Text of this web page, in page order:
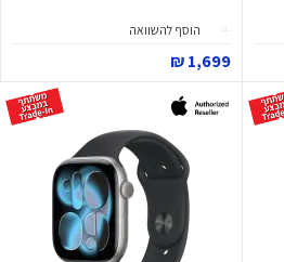
הוסף להשוואה
1,699 ₪